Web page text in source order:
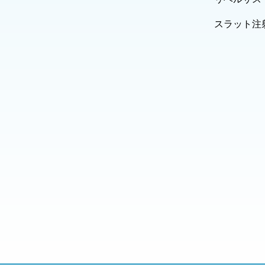
スラット注